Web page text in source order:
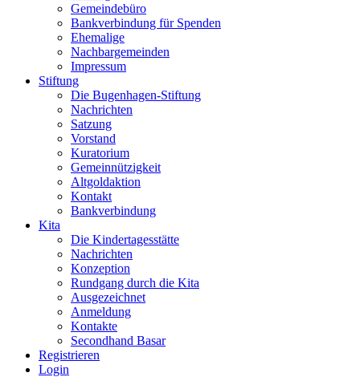
Gemeindebüro
Bankverbindung für Spenden
Ehemalige
Nachbargemeinden
Impressum
Stiftung
Die Bugenhagen-Stiftung
Nachrichten
Satzung
Vorstand
Kuratorium
Gemeinnützigkeit
Altgoldaktion
Kontakt
Bankverbindung
Kita
Die Kindertagesstätte
Nachrichten
Konzeption
Rundgang durch die Kita
Ausgezeichnet
Anmeldung
Kontakte
Secondhand Basar
Registrieren
Login